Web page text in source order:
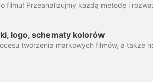
logo, schematy kolorów